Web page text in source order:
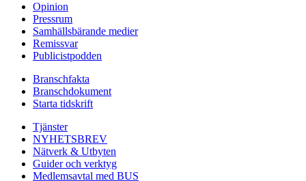
Opinion
Pressrum
Samhällsbärande medier
Remissvar
Publicistpodden
Branschfakta
Branschdokument
Starta tidskrift
Tjänster
NYHETSBREV
Nätverk & Utbyten
Guider och verktyg
Medlemsavtal med BUS